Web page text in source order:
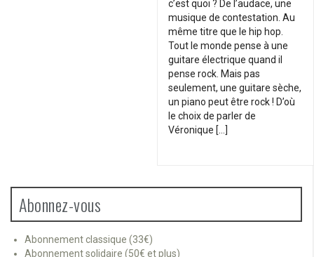
c’est quoi ? De l’audace, une
musique de contestation. Au
même titre que le hip hop.
Tout le monde pense à une
guitare électrique quand il
pense rock. Mais pas
seulement, une guitare sèche,
un piano peut être rock ! D’où
le choix de parler de
Véronique […]
Abonnez-vous
Abonnement classique (33€)
Abonnement solidaire (50€ et plus)